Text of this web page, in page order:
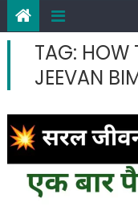
TAG: HOW
JEEVAN